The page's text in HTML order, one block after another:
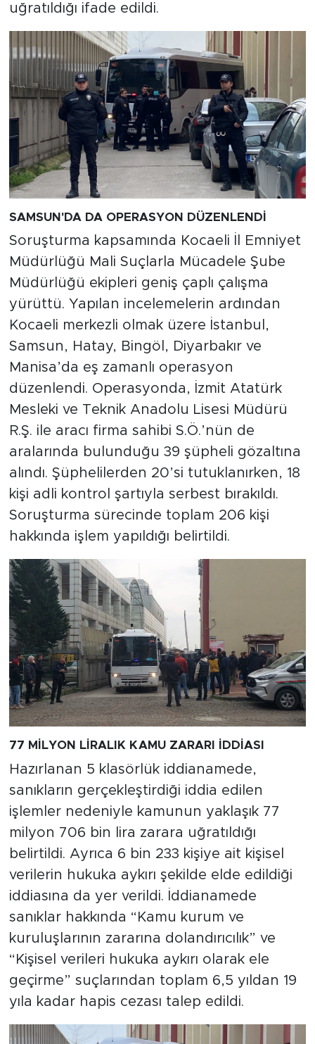
uğratıldığı ifade edildi.
SAMSUN'DA DA OPERASYON DÜZENLENDİ
Soruşturma kapsamında Kocaeli İl Emniyet
Müdürlüğü Mali Suçlarla Mücadele Şube
Müdürlüğü ekipleri geniş çaplı çalışma
yürüttü. Yapılan incelemelerin ardından
Kocaeli merkezli olmak üzere İstanbul,
Samsun, Hatay, Bingöl, Diyarbakır ve
Manisa’da eş zamanlı operasyon
düzenlendi. Operasyonda, İzmit Atatürk
Mesleki ve Teknik Anadolu Lisesi Müdürü
R.Ş. ile aracı firma sahibi S.Ö.’nün de
aralarında bulunduğu 39 şüpheli gözaltına
alındı. Şüphelilerden 20’si tutuklanırken, 18
kişi adli kontrol şartıyla serbest bırakıldı.
Soruşturma sürecinde toplam 206 kişi
hakkında işlem yapıldığı belirtildi.
77 MİLYON LİRALIK KAMU ZARARI İDDİASI
Hazırlanan 5 klasörlük iddianamede,
sanıkların gerçekleştirdiği iddia edilen
işlemler nedeniyle kamunun yaklaşık 77
milyon 706 bin lira zarara uğratıldığı
belirtildi. Ayrıca 6 bin 233 kişiye ait kişisel
verilerin hukuka aykırı şekilde elde edildiği
iddiasına da yer verildi. İddianamede
sanıklar hakkında “Kamu kurum ve
kuruluşlarının zararına dolandırıcılık” ve
“Kişisel verileri hukuka aykırı olarak ele
geçirme” suçlarından toplam 6,5 yıldan 19
yıla kadar hapis cezası talep edildi.